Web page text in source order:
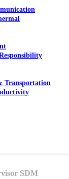
Transportation
SDM